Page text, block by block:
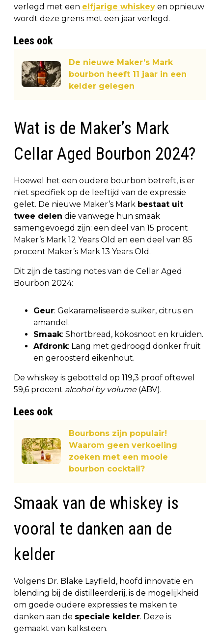
verlegd met een elfjarige whiskey en opnieuw
wordt deze grens met een jaar verlegd.
Lees ook
De nieuwe Maker’s Mark
bourbon heeft 11 jaar in een
kelder gelegen
Wat is de Maker’s Mark
Cellar Aged Bourbon 2024?
Hoewel het een oudere bourbon betreft, is er
niet specifiek op de leeftijd van de expressie
gelet. De nieuwe Maker’s Mark bestaat uit
twee delen die vanwege hun smaak
samengevoegd zijn: een deel van 15 procent
Maker’s Mark 12 Years Old en een deel van 85
procent Maker’s Mark 13 Years Old.
Dit zijn de tasting notes van de Cellar Aged
Bourbon 2024:
Geur: Gekarameliseerde suiker, citrus en
amandel.
Smaak: Shortbread, kokosnoot en kruiden.
Afdronk: Lang met gedroogd donker fruit
en geroosterd eikenhout.
De whiskey is gebotteld op 119,3 proof oftewel
59,6 procent alcohol by volume (ABV).
Lees ook
Bourbons zijn populair!
Waarom geen verkoeling
zoeken met een mooie
bourbon cocktail?
Smaak van de whiskey is
vooral te danken aan de
kelder
Volgens Dr. Blake Layfield, hoofd innovatie en
blending bij de distilleerderij, is de mogelijkheid
om goede oudere expressies te maken te
danken aan de speciale kelder. Deze is
gemaakt van kalksteen.